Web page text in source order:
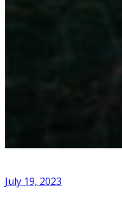
July 19, 2023